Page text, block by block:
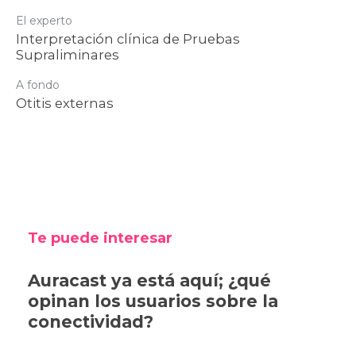
El experto
Interpretación clínica de Pruebas
Supraliminares
A fondo
Otitis externas
Te puede interesar
Auracast ya está aquí; ¿qué
opinan los usuarios sobre la
conectividad?